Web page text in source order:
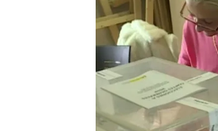
Y es que
sus
Además,